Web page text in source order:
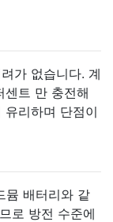
가 없습니다. 계
센트 만 충전해
유리하며 단점이
뮴 배터리와 같
로 방전 수준에